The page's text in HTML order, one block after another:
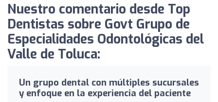
Nuestro comentario desde Top
Dentistas sobre Govt Grupo de
Especialidades Odontológicas del
Valle de Toluca:
Un grupo dental con múltiples sucursales
y enfoque en la experiencia del paciente